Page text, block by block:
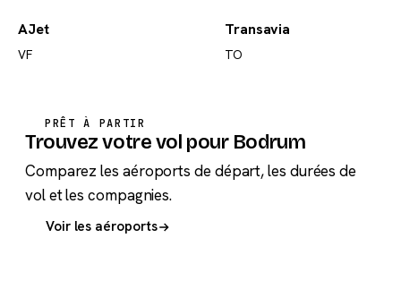
AJet
VF
Transavia
TO
PRÊT À PARTIR
Trouvez votre vol pour Bodrum
Comparez les aéroports de départ, les durées de
vol et les compagnies.
Voir les aéroports